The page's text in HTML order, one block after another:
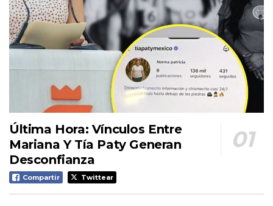
Última Hora: Vínculos Entre
Mariana Y Tía Paty Generan
Desconfianza
Compartir Twittear